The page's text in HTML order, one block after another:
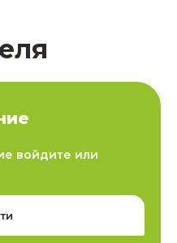
войдите или